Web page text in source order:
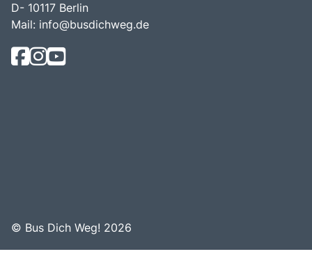
D- 10117 Berlin
Mail: info@busdichweg.de
© Bus Dich Weg! 2026